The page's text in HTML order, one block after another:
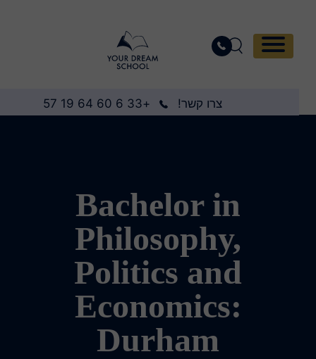
צרו קשר! +33 6 60 64 19 57
Bachelor in
Philosophy,
Politics and
Economics:
Durham